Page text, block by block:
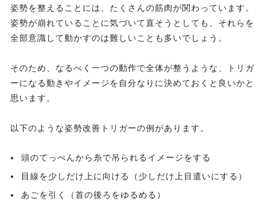
姿勢を整えることには、たくさんの筋肉が関わっています。
姿勢が崩れていることに気づいて直そうとしても、それらを
全部意識して動かすのは難しいことも多いでしょう。
そのため、なるべく一つの動作で全体が整うような、トリガ
ーになる動きやイメージを自分なりに決めておくと良いかと
思います。
以下のような姿勢改善トリガーの例があります。
頭のてっぺんから糸で吊られるイメージをする
目線を少しだけ上に向ける（少しだけ上目遣いにする）
あごを引く（首の後ろをゆるめる）